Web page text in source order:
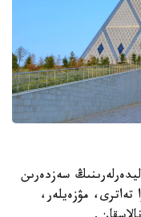
سەزدەرىن
تەاترى، مۋزەيلەر،